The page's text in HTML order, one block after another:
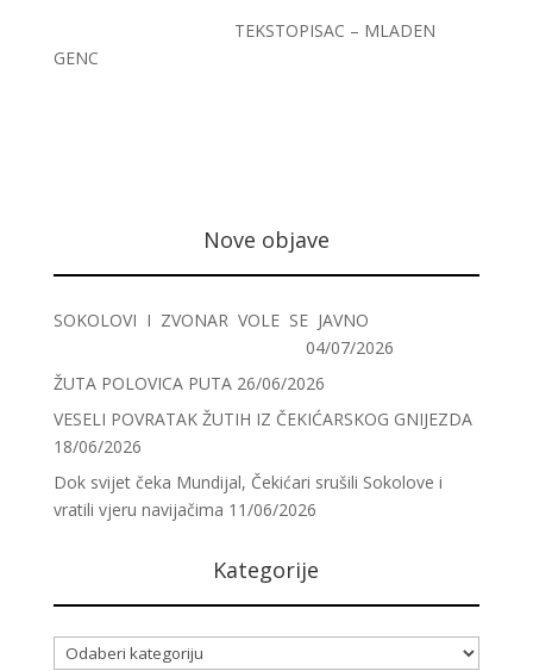
TEKSTOPISAC – MLADEN
GENC
Nove objave
SOKOLOVI I ZVONAR VOLE SE JAVNO
04/07/2026
ŽUTA POLOVICA PUTA 26/06/2026
VESELI POVRATAK ŽUTIH IZ ČEKIĆARSKOG GNIJEZDA
18/06/2026
Dok svijet čeka Mundijal, Čekićari srušili Sokolove i
vratili vjeru navijačima 11/06/2026
Kategorije
Kategorije